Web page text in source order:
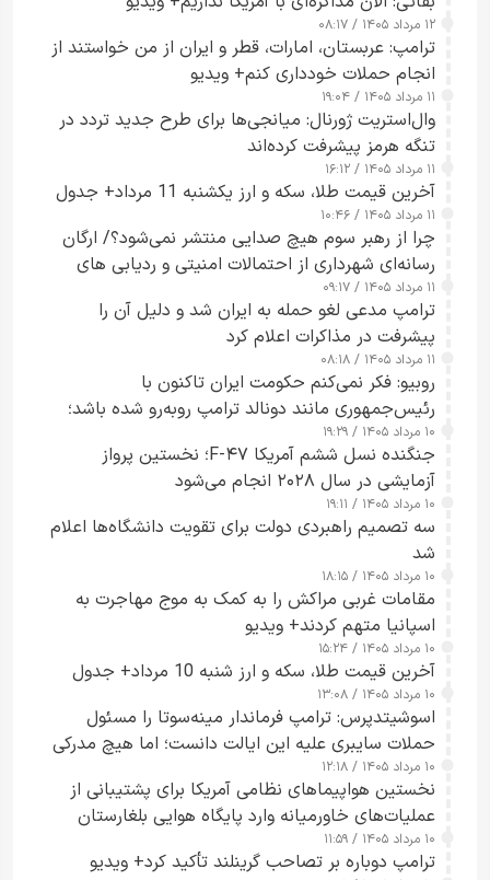
۱۲ مرداد ۱۴۰۵ / ۰۸:۱۷
ترامپ: عربستان، امارات، قطر و ایران از من خواستند از
انجام حملات خودداری کنم+ ویدیو
۱۱ مرداد ۱۴۰۵ / ۱۹:۰۴
وال‌استریت ژورنال: میانجی‌ها برای طرح جدید تردد در
تنگه هرمز پیشرفت کرده‌اند
۱۱ مرداد ۱۴۰۵ / ۱۶:۱۲
آخرین قیمت طلا، سکه و ارز یکشنبه 11 مرداد+ جدول
۱۱ مرداد ۱۴۰۵ / ۱۰:۴۶
چرا از رهبر سوم هیچ صدایی منتشر نمی‌شود؟/ ارگان
رسانه‌ای شهرداری از احتمالات امنیتی و ردیابی های
جاسوسی گفت
۱۱ مرداد ۱۴۰۵ / ۰۹:۱۷
ترامپ مدعی لغو حمله به ایران شد و دلیل آن را
پیشرفت در مذاکرات اعلام کرد
۱۱ مرداد ۱۴۰۵ / ۰۸:۱۸
روبیو: فکر نمی‌کنم حکومت ایران تاکنون با
رئیس‌جمهوری مانند دونالد ترامپ روبه‌رو شده باشد؛
کسی که واقعاً دست به اقدام می‌زند
۱۰ مرداد ۱۴۰۵ / ۱۹:۲۹
جنگنده نسل ششم آمریکا F-۴۷؛ نخستین پرواز
آزمایشی در سال ۲۰۲۸ انجام می‌شود
۱۰ مرداد ۱۴۰۵ / ۱۹:۱۱
سه تصمیم راهبردی دولت برای تقویت دانشگاه‌ها اعلام
شد
۱۰ مرداد ۱۴۰۵ / ۱۸:۱۵
مقامات غربی مراکش را به کمک به موج مهاجرت به
اسپانیا متهم کردند+ ویدیو
۱۰ مرداد ۱۴۰۵ / ۱۵:۲۴
آخرین قیمت طلا، سکه و ارز شنبه 10 مرداد+ جدول
۱۰ مرداد ۱۴۰۵ / ۱۳:۰۸
اسوشیتدپرس: ترامپ فرماندار مینه‌سوتا را مسئول
حملات سایبری علیه این ایالت دانست؛ اما هیچ مدرکی
ارائه نکرد
۱۰ مرداد ۱۴۰۵ / ۱۲:۱۸
نخستین هواپیماهای نظامی آمریکا برای پشتیبانی از
عملیات‌های خاورمیانه وارد پایگاه هوایی بلغارستان
شدند
۱۰ مرداد ۱۴۰۵ / ۱۱:۵۹
ترامپ دوباره بر تصاحب گرینلند تأکید کرد+ ویدیو